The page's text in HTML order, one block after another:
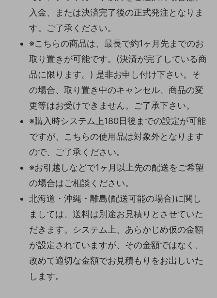
入金、または決済完了後の正式発注となりま
す。ご了承ください。
※こちらの商品は、最長で約1ヶ月先までのお
取り置きが可能です。(決済が完了している商
品に限ります。) 是非お申し付け下さい。そ
の場合、取り置き中のキャンセル、商品の変
更等はお受けできません。ご了承下さい。
※購入時システム上180日後までの設定が可能
ですが、こちらの使用品は対象外となります
ので、ご了承ください。
※お引越しなどで1ヶ月以上先の配送をご希望
の場合はご相談ください。
北海道・沖縄・離島(配送可能の場合)に関し
ましては、送料は別途お見積りとさせていた
だきます。システム上、あらかじめ仮の金額
が設定されていますが、その金額ではなく、
改めて適切な金額でお見積もりをお出しいた
します。